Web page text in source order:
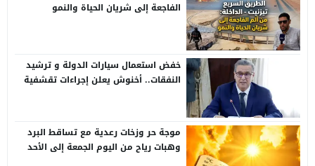
الفاجعة إلى شريان الحياة والنمو
خفض استعمال سيارات الدولة و ترشيد
النفقات.. أخنوش يعلن إجراءات تقشفية
موجة حر وزخات رعدية مع تساقط البرد
وهبات رياح من اليوم الجمعة إلى الأحد